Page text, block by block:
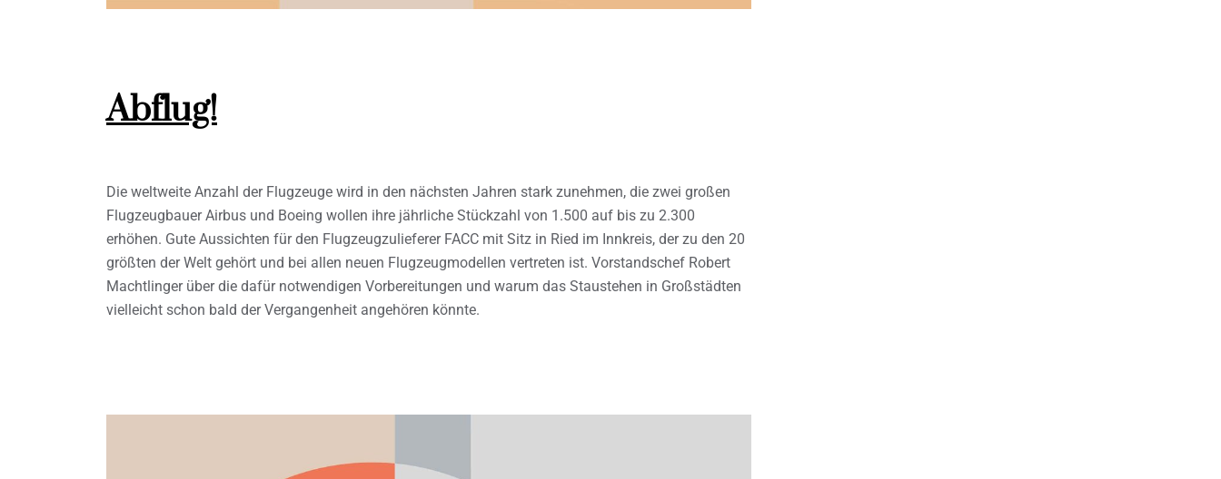
Abflug!
Die weltweite Anzahl der Flugzeuge wird in den nächsten Jahren stark zunehmen, die zwei großen
Flugzeugbauer Airbus und Boeing wollen ihre jährliche Stückzahl von 1.500 auf bis zu 2.300
erhöhen. Gute Aussichten für den Flugzeugzulieferer FACC mit Sitz in Ried im Innkreis, der zu den 20
größten der Welt gehört und bei allen neuen Flugzeugmodellen vertreten ist. Vorstandschef Robert
Machtlinger über die dafür notwendigen Vorbereitungen und warum das Staustehen in Großstädten
vielleicht schon bald der Vergangenheit angehören könnte.